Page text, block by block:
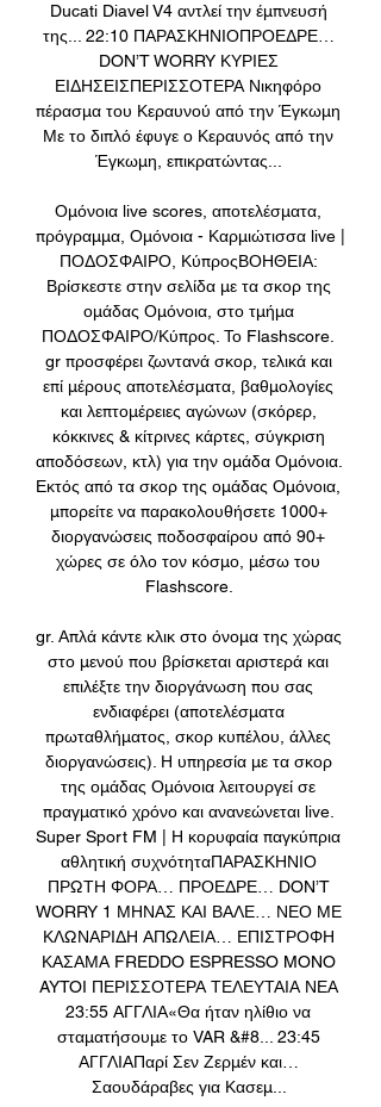
Ducati Diavel V4 αντλεί την έμπνευσή
της... 22:10 ΠΑΡΑΣΚΗΝΙΟΠΡΟΕΔΡΕ…
DON’T WORRY ΚΥΡΙΕΣ
ΕΙΔΗΣΕΙΣΠΕΡΙΣΣΟΤΕΡΑ Νικηφόρο
πέρασμα του Κεραυνού από την Έγκωμη
Με το διπλό έφυγε ο Κεραυνός από την
Έγκωμη, επικρατώντας...
Ομόνοια live scores, αποτελέσματα,
πρόγραμμα, Ομόνοια - Καρμιώτισσα live |
ΠΟΔΟΣΦΑΙΡΟ, ΚύπροςΒΟΗΘΕΙΑ:
Βρίσκεστε στην σελίδα με τα σκορ της
ομάδας Ομόνοια, στο τμήμα
ΠΟΔΟΣΦΑΙΡΟ/Κύπρος. Το Flashscore.
gr προσφέρει ζωντανά σκορ, τελικά και
επί μέρους αποτελέσματα, βαθμολογίες
και λεπτομέρειες αγώνων (σκόρερ,
κόκκινες & κίτρινες κάρτες, σύγκριση
αποδόσεων, κτλ) για την ομάδα Ομόνοια.
Εκτός από τα σκορ της ομάδας Ομόνοια,
μπορείτε να παρακολουθήσετε 1000+
διοργανώσεις ποδοσφαίρου από 90+
χώρες σε όλο τον κόσμο, μέσω του
Flashscore.
gr. Απλά κάντε κλικ στο όνομα της χώρας
στο μενού που βρίσκεται αριστερά και
επιλέξτε την διοργάνωση που σας
ενδιαφέρει (αποτελέσματα
πρωταθλήματος, σκορ κυπέλου, άλλες
διοργανώσεις). Η υπηρεσία με τα σκορ
της ομάδας Ομόνοια λειτουργεί σε
πραγματικό χρόνο και ανανεώνεται live.
Super Sport FM | Η κορυφαία παγκύπρια
αθλητική συχνότηταΠΑΡΑΣΚΗΝΙΟ
ΠΡΩΤΗ ΦΟΡΑ… ΠΡΟΕΔΡΕ… DON’T
WORRY 1 ΜΗΝΑΣ ΚΑΙ ΒΑΛΕ… ΝΕΟ ΜΕ
ΚΛΩΝΑΡΙΔΗ ΑΠΩΛΕΙΑ… ΕΠΙΣΤΡΟΦΗ
ΚΑΣΑΜΑ FREDDO ESPRESSO MONO
AYTOI ΠΕΡΙΣΣΟΤΕΡΑ ΤΕΛΕΥΤΑΙΑ ΝΕΑ
23:55 ΑΓΓΛΙΑ«Θα ήταν ηλίθιο να
σταματήσουμε το VAR &#8... 23:45
ΑΓΓΛΙΑΠαρί Σεν Ζερμέν και…
Σαουδάραβες για Κασεμ...